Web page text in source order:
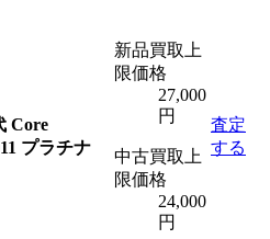
Core
プラチナ
新品買取上
限価格
27,000
円
中古買取上
限価格
24,000
円
査定
する